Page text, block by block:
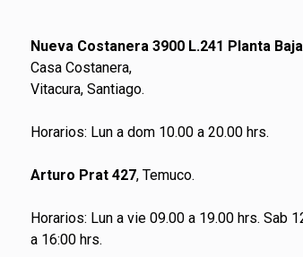
Nueva Costanera 3900 L.241 Planta
Casa Costanera,
Vitacura, Santiago.
Horarios: Lun a dom 10.00 a 20.00 hrs.
Arturo Prat 427, Temuco.
Horarios: Lun a vie 09.00 a 19.00 hrs. Sab
a 16:00 hrs.